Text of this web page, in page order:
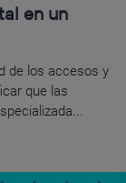
en un
de los accesos y
que las